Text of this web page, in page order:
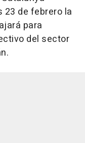
de febrero la
para
del sector